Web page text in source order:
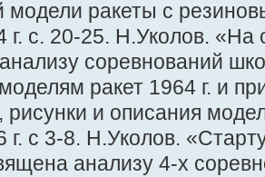
модели ракеты с
с. 20-25. Н.Уколов. «На
соревнований
ракет 1964 г. и
рисунки и описания
с 3-8. Н.Уколов.
анализу 4-х